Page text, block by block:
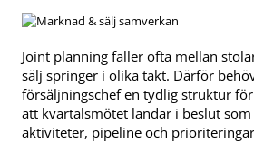
Joint planning faller ofta mellan
sälj springer i olika takt. Därför
försäljningschef en tydlig struktur för
att kvartalsmötet landar i beslut
aktiviteter, pipeline och